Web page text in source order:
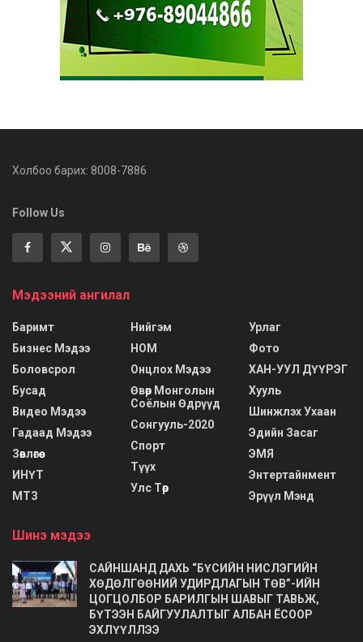
Холбоо барих: 8008-7886
Follow Us
Мэдээний ангилал
Баримт
Бизнес Мэдээ
Боловсрол
Бусад
Видео Мэдээ
Гадаад Мэдээ
Зөвлөгөө
ИНҮТ
МТЗ
Нийгэм
НОМ
Онцлох Мэдээ
Өвөр Монголын
Соёлын Өдрүүд
Сонгууль-2020
Спорт
Түүх
Улс Төр
Урлаг
Фото
ХАН-УУЛ ДҮҮРЭГ
Хууль
Шинжлэх Ухаан
Эдийн Засаг
ЭМЯ
Энтертайнмент
Эрүүл Мэнд
Шинэ мэдээ
САЙНШАНД ДАХЬ “БҮСИЙН НИСЛЭГИЙН
ХӨДӨЛГӨӨНИЙ УДИРДЛАГЫН ТӨВ”-ИЙН
ЦОГЦОЛБОР БАРИЛГЫН ШАВЫГ ТАВЬЖ,
БҮТЭЭН БАЙГУУЛАЛТЫГ АЛБАН ЁСООР
ЭХЛҮҮЛЛЭЭ